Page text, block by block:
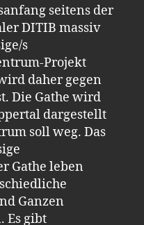
seitens der
DITIB massiv
s
Projekt
daher gegen
Die Gathe wird
dargestellt
soll weg. Das
Gathe leben
Ganzen
Es gibt